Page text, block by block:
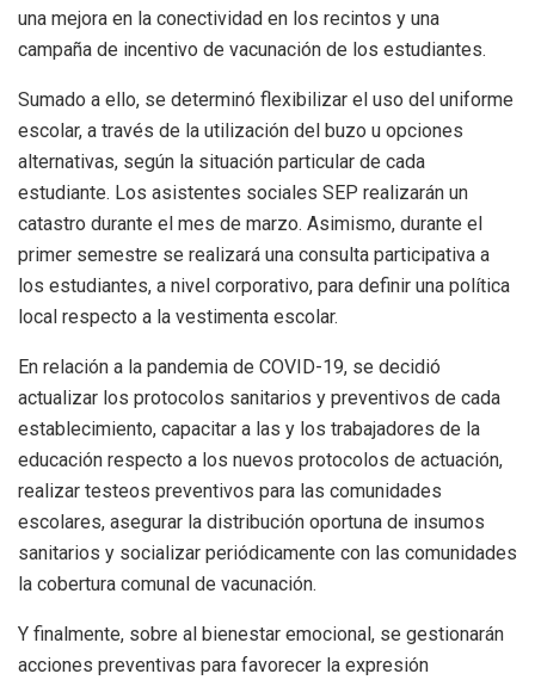
una mejora en la conectividad en los recintos y una
campaña de incentivo de vacunación de los estudiantes.
Sumado a ello, se determinó flexibilizar el uso del uniforme
escolar, a través de la utilización del buzo u opciones
alternativas, según la situación particular de cada
estudiante. Los asistentes sociales SEP realizarán un
catastro durante el mes de marzo. Asimismo, durante el
primer semestre se realizará una consulta participativa a
los estudiantes, a nivel corporativo, para definir una política
local respecto a la vestimenta escolar.
En relación a la pandemia de COVID-19, se decidió
actualizar los protocolos sanitarios y preventivos de cada
establecimiento, capacitar a las y los trabajadores de la
educación respecto a los nuevos protocolos de actuación,
realizar testeos preventivos para las comunidades
escolares, asegurar la distribución oportuna de insumos
sanitarios y socializar periódicamente con las comunidades
la cobertura comunal de vacunación.
Y finalmente, sobre al bienestar emocional, se gestionarán
acciones preventivas para favorecer la expresión